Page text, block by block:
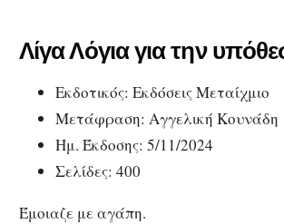
Λίγα Λόγια για την
Εκδοτικός: Εκδόσεις Μεταίχμιο
Μετάφραση: Αγγελική Κουνάδη
Ημ. Έκδοσης: 5/11/2024
Σελίδες: 400
Έμοιαζε με αγάπη.